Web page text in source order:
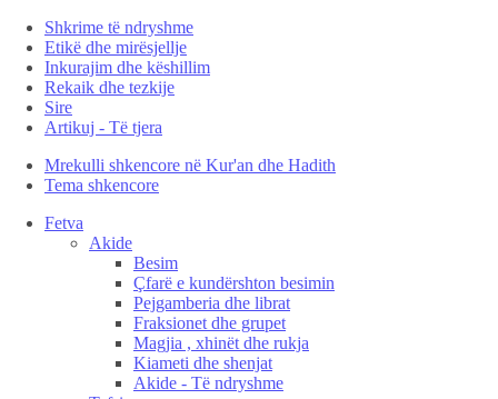
Shkrime të ndryshme
Etikë dhe mirësjellje
Inkurajim dhe këshillim
Rekaik dhe tezkije
Sire
Artikuj - Të tjera
Mrekulli shkencore në Kur'an dhe Hadith
Tema shkencore
Fetva
Akide
Besim
Çfarë e kundërshton besimin
Pejgamberia dhe librat
Fraksionet dhe grupet
Magjia , xhinët dhe rukja
Kiameti dhe shenjat
Akide - Të ndryshme